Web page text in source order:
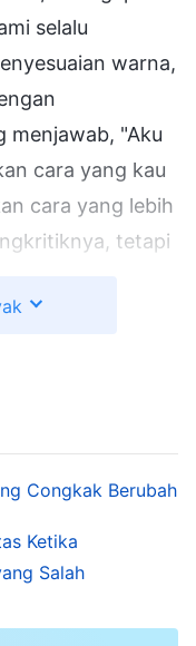
selalu
warna,
menjawab, "Aku
cara yang kau
cara yang lebih
tetapi
merasa rendah
melakukan
hanya untuk
dan cepat,
Congkak Berubah
Ketika
Salah